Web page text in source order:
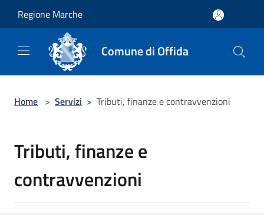
Regione Marche
Comune di Offida
Home > Servizi > Tributi, finanze e contravvenzioni
Tributi, finanze e
contravvenzioni